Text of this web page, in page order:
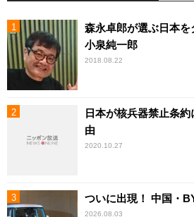
森永卓郎が選ぶ日本
小泉純一郎
2018.08.22
日本が核兵器禁止条
由
2020.10.27
ついに出現！ 中国・
2026.08.03